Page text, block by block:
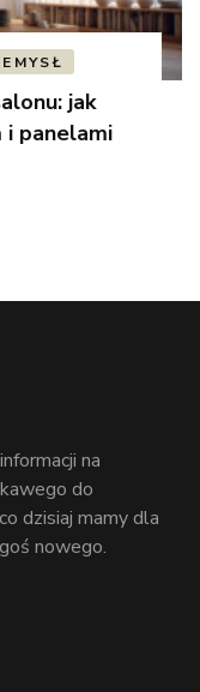
jak
i panelami
na
do
dzisiaj mamy dla
nowego.